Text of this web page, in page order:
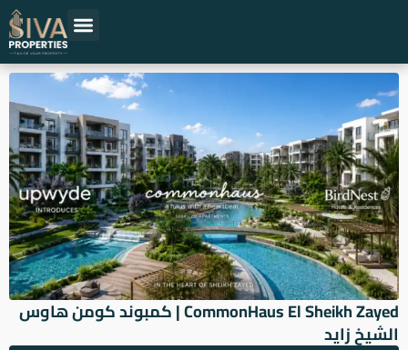
المحتوى
CommonHaus El Sheikh Zayed | كمبوند كومن هاوس
الشيخ زايد